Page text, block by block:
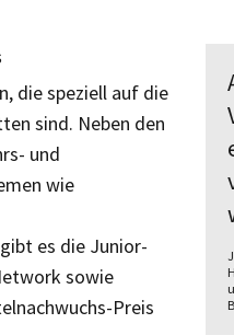
die speziell auf die
sind. Neben den
und
wie
es die Junior-
sowie
Preis